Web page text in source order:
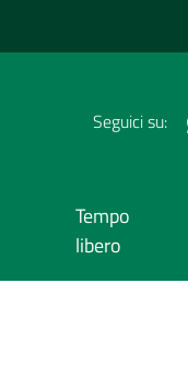
Seguici su:
Tempo
libero